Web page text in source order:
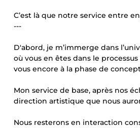
C’est là que notre service entre
---
D'abord, je m’immerge dans
où vous en êtes dans le
vous encore à la phase de
Mon service de base, après nos
direction artistique que nous
Nous resterons en interaction